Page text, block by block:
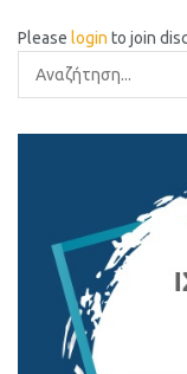
Please login to join